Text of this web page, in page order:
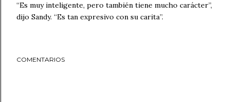
“Es muy inteligente, pero también tiene mucho carácter”,
dijo Sandy. “Es tan expresivo con su carita”.
COMENTARIOS